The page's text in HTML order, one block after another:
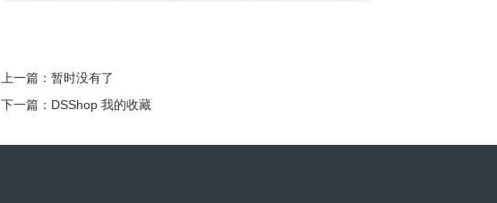
上一篇：暂时没有了
下一篇： DSShop 我的收藏